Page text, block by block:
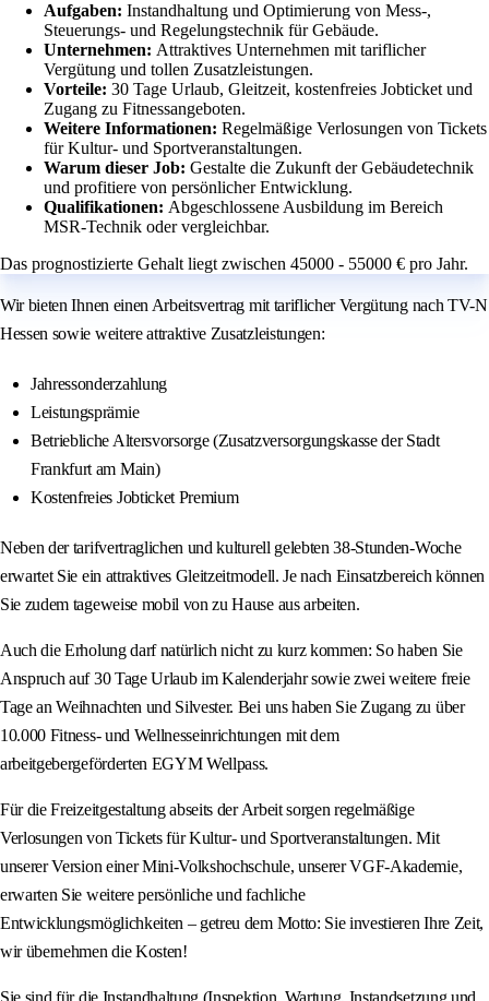
Aufgaben: Instandhaltung und Optimierung von Mess-,
Steuerungs- und Regelungstechnik für Gebäude.
Unternehmen: Attraktives Unternehmen mit tariflicher
Vergütung und tollen Zusatzleistungen.
Vorteile: 30 Tage Urlaub, Gleitzeit, kostenfreies Jobticket und
Zugang zu Fitnessangeboten.
Weitere Informationen: Regelmäßige Verlosungen von Tickets
für Kultur- und Sportveranstaltungen.
Warum dieser Job: Gestalte die Zukunft der Gebäudetechnik
und profitiere von persönlicher Entwicklung.
Qualifikationen: Abgeschlossene Ausbildung im Bereich
MSR-Technik oder vergleichbar.
Das prognostizierte Gehalt liegt zwischen 45000 - 55000 € pro Jahr.
Wir bieten Ihnen einen Arbeitsvertrag mit tariflicher Vergütung nach TV-N
Hessen sowie weitere attraktive Zusatzleistungen:
Jahressonderzahlung
Leistungsprämie
Betriebliche Altersvorsorge (Zusatzversorgungskasse der Stadt
Frankfurt am Main)
Kostenfreies Jobticket Premium
Neben der tarifvertraglichen und kulturell gelebten 38-Stunden-Woche
erwartet Sie ein attraktives Gleitzeitmodell. Je nach Einsatzbereich können
Sie zudem tageweise mobil von zu Hause aus arbeiten.
Auch die Erholung darf natürlich nicht zu kurz kommen: So haben Sie
Anspruch auf 30 Tage Urlaub im Kalenderjahr sowie zwei weitere freie
Tage an Weihnachten und Silvester. Bei uns haben Sie Zugang zu über
10.000 Fitness- und Wellnesseinrichtungen mit dem
arbeitgebergeförderten EGYM Wellpass.
Für die Freizeitgestaltung abseits der Arbeit sorgen regelmäßige
Verlosungen von Tickets für Kultur- und Sportveranstaltungen. Mit
unserer Version einer Mini-Volkshochschule, unserer VGF-Akademie,
erwarten Sie weitere persönliche und fachliche
Entwicklungsmöglichkeiten – getreu dem Motto: Sie investieren Ihre Zeit,
wir übernehmen die Kosten!